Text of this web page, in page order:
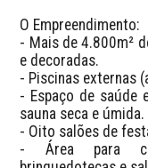
O Empreendimento:
- Mais de 4.800m²
e decoradas.
- Piscinas externas
- Espaço de saúde
sauna seca e úmida.
- Oito salões de
- Área para